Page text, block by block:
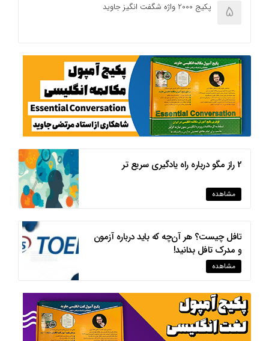
5 پکیج 2000 واژه شگفت انگیز جاوید
2 راز مگو درباره راه یادگیری سریع تر
مشاهده
تافل چیست؟ هر آن‌چه که باید درباره آزمون
و مدرک تافل بدانید!
مشاهده